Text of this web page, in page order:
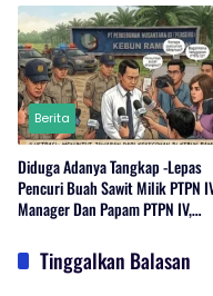
Berita
Diduga Adanya Tangkap -Lepas
Pencuri Buah Sawit Milik PTPN
Manager Dan Papam PTPN IV,
Bedagai Bungkam Saat Di
Wartawan.
Tinggalkan Balasan